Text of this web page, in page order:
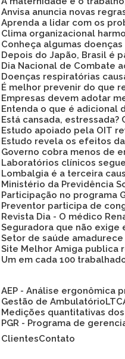
Anvisa anuncia novas
Aprenda a lidar com os
Clima organizacional
Conheça algumas
Depois do Japão, Brasil é
Dia Nacional de
Doenças respiratórias
É melhor prevenir do que
Empresas devem adotar
Entenda o que é
Está cansada,
Estudo apoiado pela OIT
Estudo revela os efeitos
Governo cobra menos de
Laboratórios clínicos
Lombalgia é a terceira
Ministério da Previdência
Participação no programa
Preventor participa de
Revista Dia - O médico
Seguradora que não
Setor de saúde
Site Melhor Amiga publica
Um em cada 100
AEP - Análise
Gestão de Ambulatório
Medições quantitativas
PGR - Programa de
Clientes
Contato